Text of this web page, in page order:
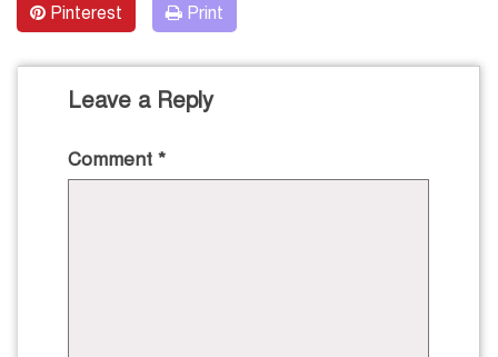
Pinterest Print
Leave a Reply
Comment *